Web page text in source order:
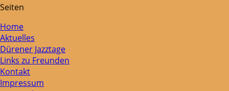
Seiten
Home
Aktuelles
Dürener Jazztage
Links zu Freunden
Kontakt
Impressum